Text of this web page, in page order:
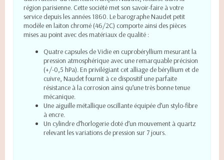
région parisienne. Cette société met son savoir-faire à votre
service depuis les années 1860. Le barographe Naudet petit
modèle en laiton chromé (46/2C) comporte ainsi des pièces
mises au point avec des matériaux de qualité :
Quatre capsules de Vidie en cuprobéryllium mesurant la
pression atmosphérique avec une remarquable précision
(+/-0,5 hPa). En privilégiant cet alliage de béryllium et de
cuivre, Naudet fournit à ce dispositif une parfaite
résistance à la corrosion ainsi qu’une très bonne tenue
mécanique.
Une aiguille métallique oscillante équipée d’un stylo-fibre
à encre.
Un cylindre d’horlogerie doté d’un mouvement à quartz
relevant les variations de pression sur 7 jours.